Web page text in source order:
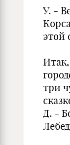
У. -
этой
три
Д. -